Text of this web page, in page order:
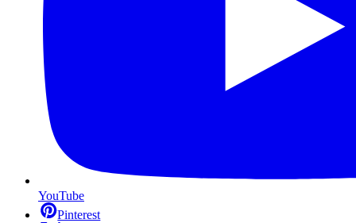
YouTube
Pinterest